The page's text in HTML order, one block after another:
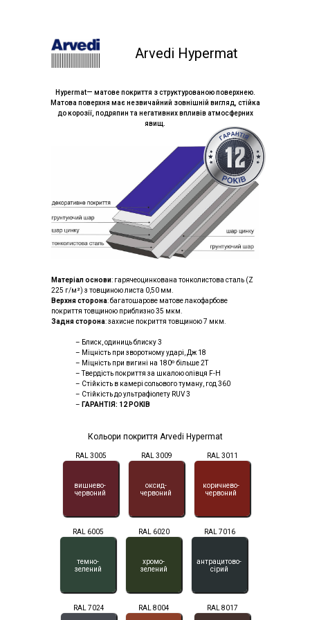
Hypermat— матове покриття з структурованою поверхнею.
Матова поверхня має незвичайний зовнішній вигляд, стійка
до корозії, подряпин та негативних впливів атмосферних
явищ.
Матеріал основи: гарячеоцинкована тонколистова сталь (Z
225 г/м²) з товщиною листа 0,50 мм.
Верхня сторона: багатошарове матове лакофарбове
покриття товщиною приблизно 35 мкм.
Задня сторона: захисне покриття товщиною 7 мкм.
Arvedi Hypermat
– Блиск, одиниць блиску 3
– Міцність при зворотному ударі, Дж 18
– Міцність при вигині на 180º більше 2Т
– Твердість покриття за шкалою олівця F-H
– Стійкість в камері сольового туману, год 360
– Стійкість до ультрафіолету RUV 3
– ГАРАНТІЯ: 12 РОКІВ
RAL 3005 RAL 3009 RAL 3011
RAL 6005 RAL 6020 RAL 7016
RAL 7024 RAL 8004 RAL 8017
вишнево-
червоний
оксид-
червоний
коричнево-
червоний
темно-
зелений
хромо-
зелений
антрацитово-
сірий
Кольори покриття Arvedi Hypermat